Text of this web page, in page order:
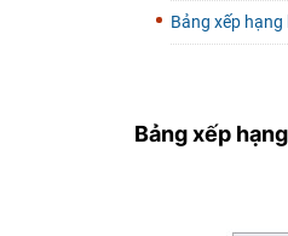
Bảng xếp
Bảng xếp